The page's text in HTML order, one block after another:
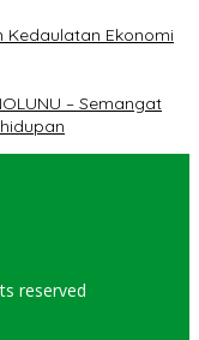
Kedaulatan Ekonomi
– Semangat
reserved